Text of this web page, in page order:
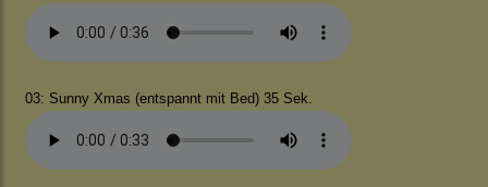
03: Sunny Xmas (entspannt mit Bed) 35 Sek.